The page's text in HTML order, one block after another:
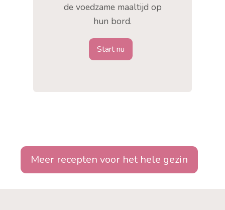
de voedzame maaltijd op
hun bord.
Start nu
Meer recepten voor het hele gezin